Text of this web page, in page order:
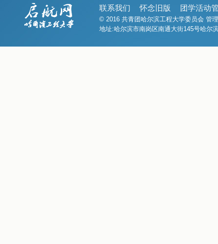
联系我们 怀念旧版 团学活动
© 2016 共青团哈尔滨工程大学委员会 管
地址:哈尔滨市南岗区南通大街145号哈尔